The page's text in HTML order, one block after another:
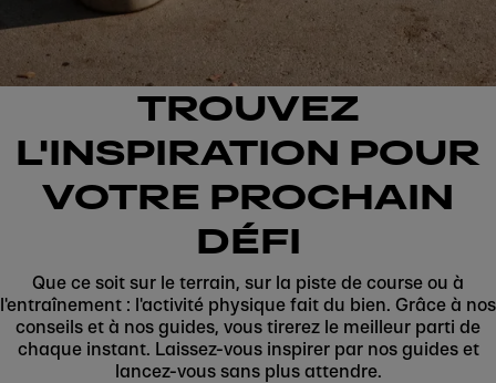
TROUVEZ
L'INSPIRATION POUR
VOTRE PROCHAIN
DÉFI
Que ce soit sur le terrain, sur la piste de course ou à
l'entraînement : l'activité physique fait du bien. Grâce à nos
conseils et à nos guides, vous tirerez le meilleur parti de
chaque instant. Laissez-vous inspirer par nos guides et
lancez-vous sans plus attendre.